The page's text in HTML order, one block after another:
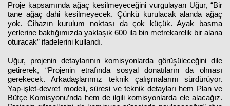
Proje kapsamında ağaç kesilmeyeceğini vurgulayan Uğur, “Bir
tane ağaç dahi kesilmeyecek. Çünkü kurulacak alanda ağaç
yok. Cihazın kurulum noktası da çok küçük. Ayak basma
yerlerine baktığımızda yaklaşık 600 ila bin metrekarelik bir alana
oturacak” ifadelerini kullandı.
Uğur, projenin detaylarının komisyonlarda görüşüleceğini dile
getirerek, “Projenin etrafında sosyal donatıların da olması
gerekecek. Arkadaşlarımız teknik çalışmalarını sürdürüyor.
Yap-işlet-devret modeli, süresi ve teknik detayları hem Plan ve
Bütçe Komisyonu’nda hem de ilgili komisyonlarda ele alacağız.